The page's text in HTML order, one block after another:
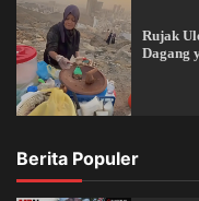
Rujak
Dagang
Berita Populer